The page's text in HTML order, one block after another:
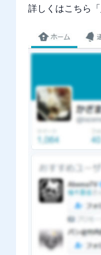
詳しくはこちら「